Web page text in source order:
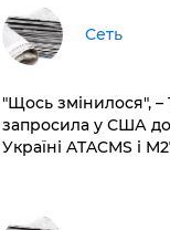
Сеть
"Щось змінилося", –
запросила у США
Україні ATACMS і